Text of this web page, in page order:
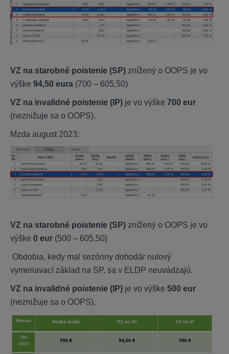
CENKROS 4 - Rozpočet
CENKROS 4 - Importy/Exporty
CENKROS 4 - Technické (inštalácia, aktivovanie ...)
CENKROS 4 - Kalkulácia
CENEKON Tipy/databáza
Webové aplikácie - Technické
Stavario - Prvé kroky
Stavario - Časté otázky
Stavario - Nápoveda
Buildary.online - Časté otázky
Výmery
HYPO
Inštalácia
Všeobecné
Nastavenia
Ohodnocovanie
Mobilný znalec
VZ na starobné poistenie (SP) znížený o OOPS je vo
výške 94,50 eura (700 – 605,50)
VZ na invalidné poistenie (IP) je vo výške 700 eur
(neznižuje sa o OOPS).
Mzda august 2023:
VZ na starobné poistenie (SP) znížený o OOPS je vo
výške 0 eur (500 – 605,50)
Obdobia, kedy mal sezónny dohodár nulový
vymeriavací základ na SP, sa v ELDP neuvádzajú.
VZ na invalidné poistenie (IP) je vo výške 500 eur
(neznižuje sa o OOPS).